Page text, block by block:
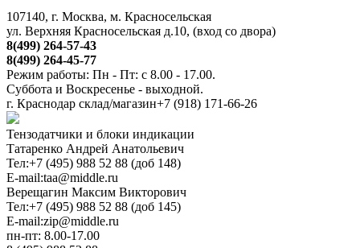
107140, г. Москва, м. Красносельская
ул. Верхняя Красносельская д.10, (вход со двора)
8(499) 264-57-43
8(499) 264-45-77
Режим работы: Пн - Пт: с 8.00 - 17.00.
Суббота и Воскресенье - выходной.
г. Краснодар склад/магазин+7 (918) 171-66-26
Тензодатчики и блоки индикации
Татаренко Андрей Анатольевич
Тел:+7 (495) 988 52 88 (доб 148)
E-mail:taa@middle.ru
Верещагин Максим Викторович
Тел:+7 (495) 988 52 88 (доб 145)
E-mail:zip@middle.ru
пн-пт: 8.00-17.00